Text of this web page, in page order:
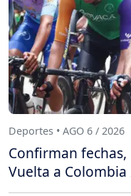
Deportes • AGO 6 / 2026
Confirman
Vuelta a Colombia